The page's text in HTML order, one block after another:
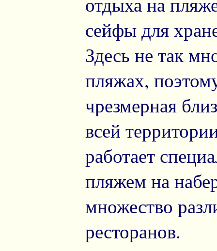
сейфы для
Здесь не так
пляжах,
чрезмерная
всей
работает
пляжем на
множество
ресторанов.